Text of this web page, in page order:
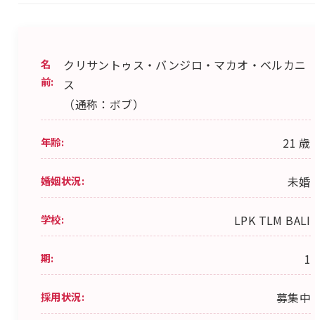
名
前:
クリサントゥス・バンジロ・マカオ・ベルカニ
ス
（通称：ボブ）
年齢: 21 歳
婚姻状況: 未婚
学校: LPK TLM BALI
期: 1
採用状況: 募集中